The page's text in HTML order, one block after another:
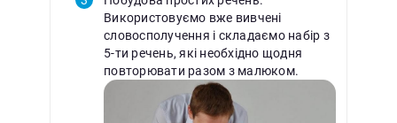
Використовуємо вже вивчені
словосполучення і складаємо набір з
5-ти речень, які необхідно щодня
повторювати разом з малюком.